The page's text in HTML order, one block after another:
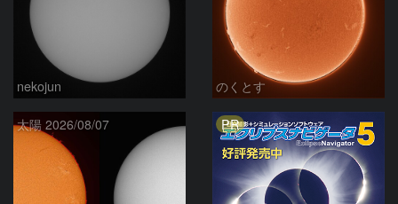
nekojun のくとす
太陽 2026/08/07 PR